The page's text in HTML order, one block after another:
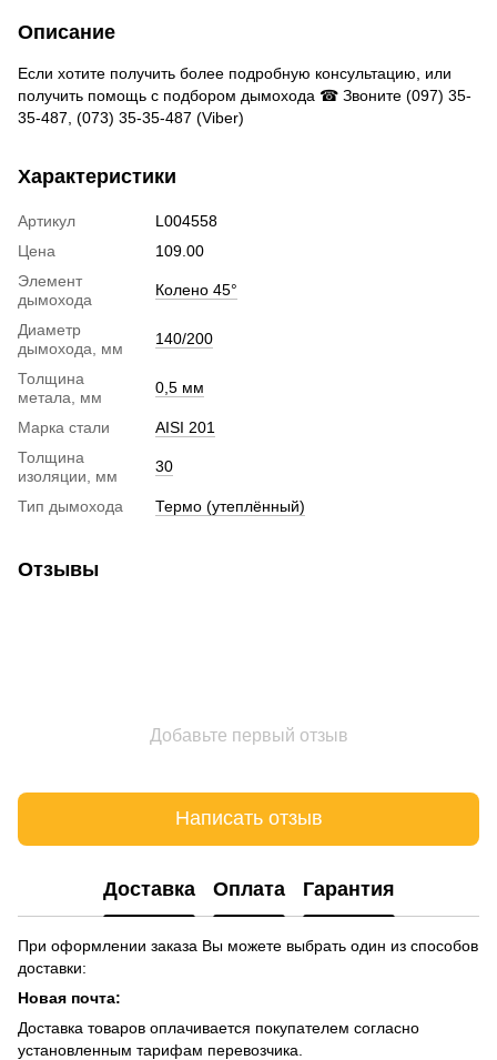
Описание
Если хотите получить более подробную консультацию, или
получить помощь с подбором дымохода ☎ Звоните (097) 35-
35-487, (073) 35-35-487 (Viber)
Характеристики
Артикул
L004558
Цена
109.00
Элемент
дымохода
Колено 45°
Диаметр
дымохода, мм
140/200
Толщина
метала, мм
0,5 мм
Марка стали
AISI 201
Толщина
изоляции, мм
30
Тип дымохода Термо (утеплённый)
Отзывы
Добавьте первый отзыв
Написать отзыв
Доставка Оплата Гарантия
При оформлении заказа Вы можете выбрать один из способов
доставки:
Новая почта:
Доставка товаров оплачивается покупателем согласно
установленным тарифам перевозчика.